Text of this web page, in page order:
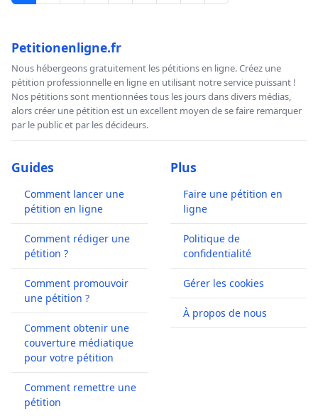
Petitionenligne.fr
Nous hébergeons gratuitement les pétitions en ligne. Créez une
pétition professionnelle en ligne en utilisant notre service puissant !
Nos pétitions sont mentionnées tous les jours dans divers médias,
alors créer une pétition est un excellent moyen de se faire remarquer
par le public et par les décideurs.
Guides
Comment lancer une
pétition en ligne
Comment rédiger une
pétition ?
Comment promouvoir
une pétition ?
Comment obtenir une
couverture médiatique
pour votre pétition
Comment remettre une
pétition
Plus
Faire une pétition en
ligne
Politique de
confidentialité
Gérer les cookies
À propos de nous